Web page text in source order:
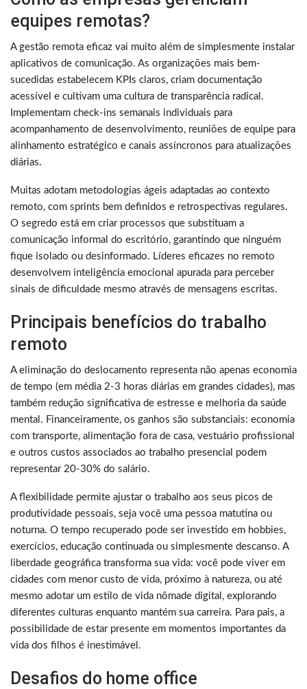
equipes remotas?
A gestão remota eficaz vai muito além de simplesmente instalar
aplicativos de comunicação. As organizações mais bem-
sucedidas estabelecem KPIs claros, criam documentação
acessível e cultivam uma cultura de transparência radical.
Implementam check-ins semanais individuais para
acompanhamento de desenvolvimento, reuniões de equipe para
alinhamento estratégico e canais assíncronos para atualizações
diárias.
Muitas adotam metodologias ágeis adaptadas ao contexto
remoto, com sprints bem definidos e retrospectivas regulares.
O segredo está em criar processos que substituam a
comunicação informal do escritório, garantindo que ninguém
fique isolado ou desinformado. Líderes eficazes no remoto
desenvolvem inteligência emocional apurada para perceber
sinais de dificuldade mesmo através de mensagens escritas.
Principais benefícios do trabalho
remoto
A eliminação do deslocamento representa não apenas economia
de tempo (em média 2-3 horas diárias em grandes cidades), mas
também redução significativa de estresse e melhoria da saúde
mental. Financeiramente, os ganhos são substanciais: economia
com transporte, alimentação fora de casa, vestuário profissional
e outros custos associados ao trabalho presencial podem
representar 20-30% do salário.
A flexibilidade permite ajustar o trabalho aos seus picos de
produtividade pessoais, seja você uma pessoa matutina ou
noturna. O tempo recuperado pode ser investido em hobbies,
exercícios, educação continuada ou simplesmente descanso. A
liberdade geográfica transforma sua vida: você pode viver em
cidades com menor custo de vida, próximo à natureza, ou até
mesmo adotar um estilo de vida nômade digital, explorando
diferentes culturas enquanto mantém sua carreira. Para pais, a
possibilidade de estar presente em momentos importantes da
vida dos filhos é inestimável.
Desafios do home office